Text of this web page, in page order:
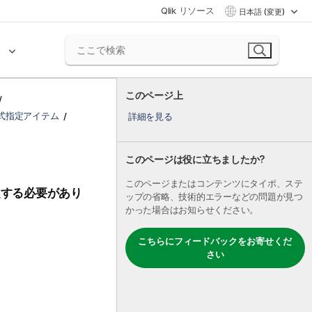
Qlik リソース 日本語 (変更)
このページ上
詳細を見る
このページは役に立ちましたか?
このページまたはコンテンツにタイポ、ステ
ップの省略、技術的エラーなどの問題が見つ
かった場合はお知らせください。
こちらにフィードバックをお寄せくだ
さい
指定アイテム
る必要があり